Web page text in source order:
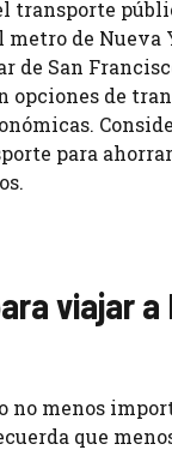
transporte
metro de Nueva
de San
opciones de
para
viajar
no menos
que